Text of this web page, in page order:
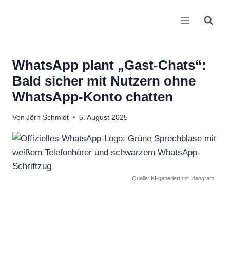
WhatsApp plant „Gast-Chats“:
Bald sicher mit Nutzern ohne
WhatsApp-Konto chatten
Von Jörn Schmidt 5. August 2025
Quelle: KI-generiert mit Ideogram